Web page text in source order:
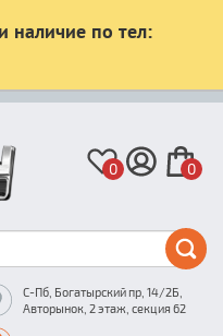
наличие по тел:
0 0
С-Пб, Богатырский пр, 14/2Б,
Авторынок, 2 этаж, секция 62